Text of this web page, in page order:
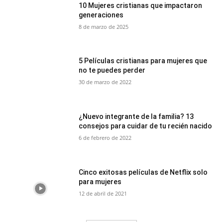
10 Mujeres cristianas que impactaron
generaciones
8 de marzo de 2025
5 Películas cristianas para mujeres que
no te puedes perder
30 de marzo de 2022
¿Nuevo integrante de la familia? 13
consejos para cuidar de tu recién nacido
6 de febrero de 2022
Cinco exitosas películas de Netflix solo
para mujeres
12 de abril de 2021